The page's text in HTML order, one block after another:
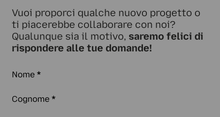
Vuoi proporci qualche nuovo progetto o
ti piacerebbe collaborare con noi?
Qualunque sia il motivo, saremo felici di
rispondere alle tue domande!
Nome *
Cognome *